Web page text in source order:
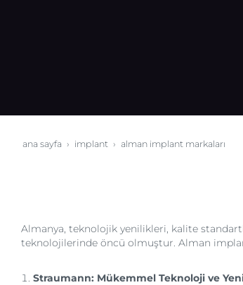
ana sayfa i̇mplant alman i̇mplant markaları
Almanya, teknolojik yenilikleri, kalite
teknolojilerinde öncü olmuştur. Alman
Straumann: Mükemmel Teknoloji ve